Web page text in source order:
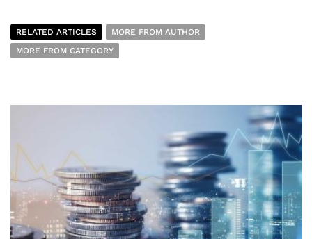
RELATED ARTICLES
MORE FROM AUTHOR
MORE FROM CATEGORY